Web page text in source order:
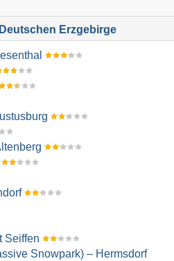
Erzgebirge
Seiffen
Snowpark) – Hermsdorf